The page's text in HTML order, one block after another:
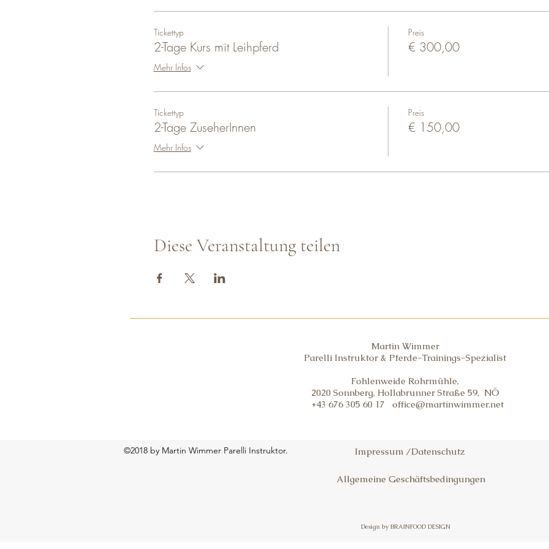
Tickettyp
2-Tage Kurs mit Leihpferd
Mehr Infos
Preis
€ 300,00
Tickettyp
2-Tage ZuseherInnen
Mehr Infos
Preis
€ 150,00
Diese Veranstaltung teilen
Martin Wimmer
Parelli Instruktor & Pferde-Trainings-Spezialist
Fohlenweide Rohrmühle,
2020 Sonnberg, Hollabrunner Straße 59, NÖ
+43 676 305 60 17 office@martinwimmer.net
©2018 by Martin Wimmer Parelli Instruktor. Impressum /Datenschutz
Allgemeine Geschäftsbedingungen
Design by BRAINFOOD DESIGN